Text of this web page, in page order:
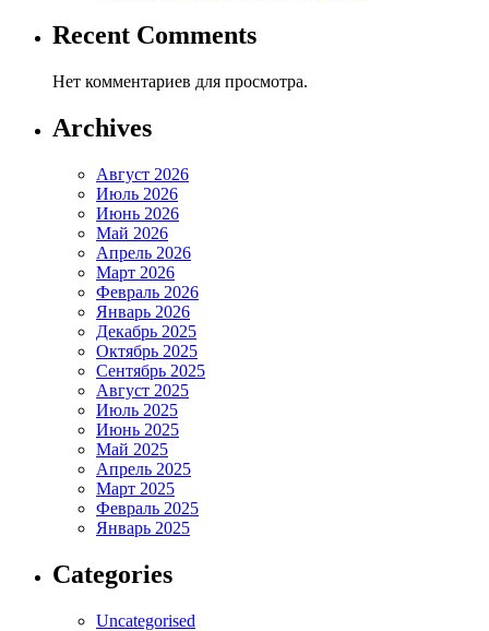
Recent Comments
Нет комментариев для просмотра.
Archives
Август 2026
Июль 2026
Июнь 2026
Май 2026
Апрель 2026
Март 2026
Февраль 2026
Январь 2026
Декабрь 2025
Октябрь 2025
Сентябрь 2025
Август 2025
Июль 2025
Июнь 2025
Май 2025
Апрель 2025
Март 2025
Февраль 2025
Январь 2025
Categories
Uncategorised